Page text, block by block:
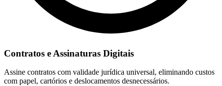
Contratos e Assinaturas Digitais
Assine contratos com validade jurídica universal, eliminando custos
com papel, cartórios e deslocamentos desnecessários.